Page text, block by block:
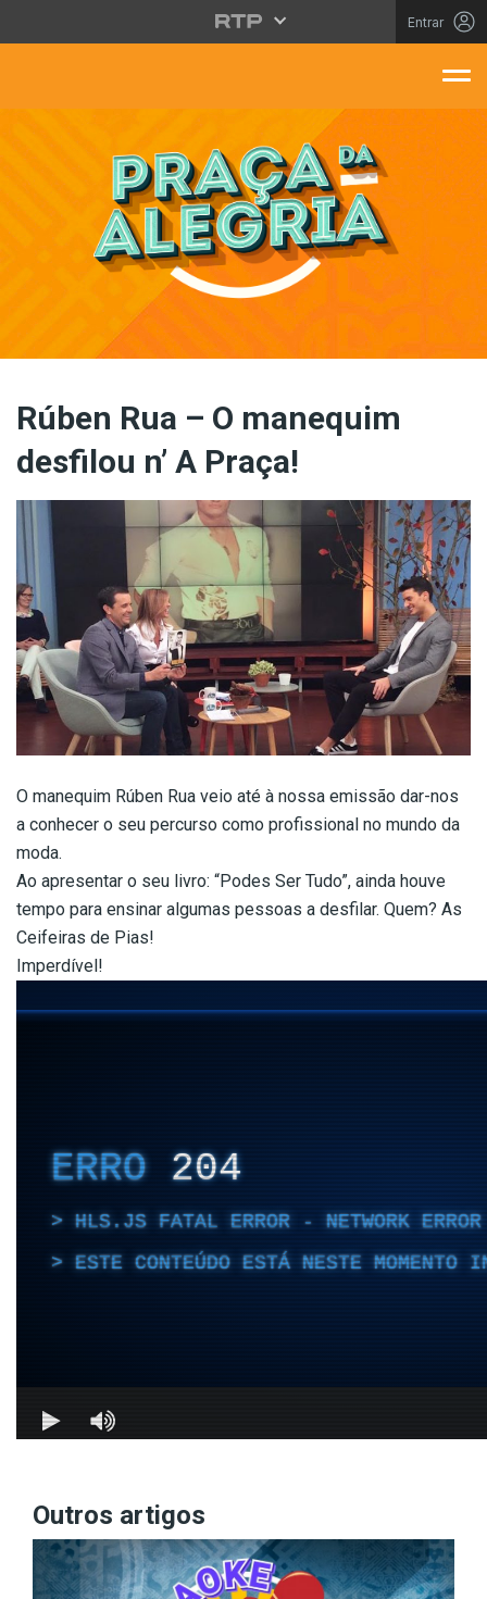
Saltar para o conteúdo principal
Entrar
Rúben Rua – O manequim
desfilou n’ A Praça!
O manequim Rúben Rua veio até à nossa emissão dar-nos
a conhecer o seu percurso como profissional no mundo da
moda.
Ao apresentar o seu livro: “Podes Ser Tudo”, ainda houve
tempo para ensinar algumas pessoas a desfilar. Quem? As
Ceifeiras de Pias!
Imperdível!
Outros artigos